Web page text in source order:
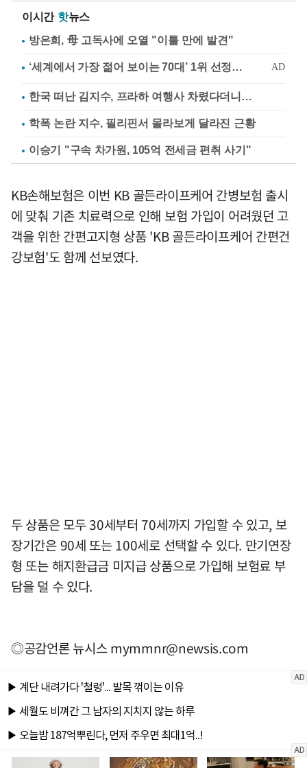
이시간 핫뉴스
방은희, 母 고독사에 오열 "이틀 만에 발견"
한국 떠난 김지수, 프라하 여행사 차렸다더니…
학폭 논란 지수, 필리핀서 몰라보게 달라진 근황
이승기 "구속 차가원, 105억 전세금 편취 사기"
KB손해보험은 이번 KB 골든라이프케어 간병보험 출시
에 맞춰 기존 치료력으로 인해 보험 가입이 어려웠던 고
객을 위한 간편고지형 상품 'KB 골든라이프케어 간편건
강보험'도 함께 선보였다.
두 상품은 모두 30세부터 70세까지 가입할 수 있고, 보
장기간은 90세 또는 100세로 선택할 수 있다. 만기연장
형 또는 해지환급금 미지급 상품으로 가입해 보험료 부
담을 덜 수 있다.
◎공감언론 뉴시스mymmnr@newsis.com